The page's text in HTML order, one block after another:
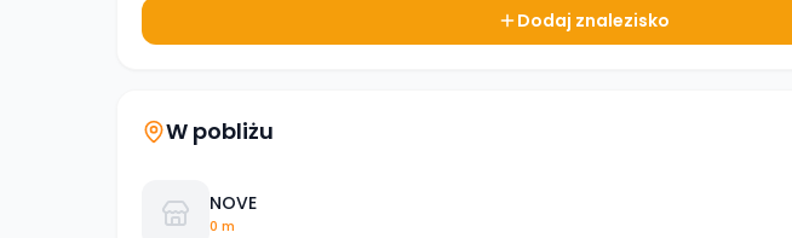
Dodaj znalezisko
W pobliżu
NOVE
0 m